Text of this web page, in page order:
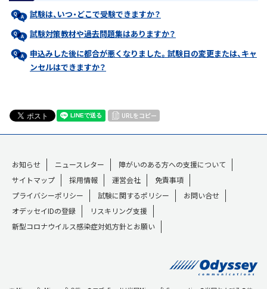
試験は、いつ・どこで受験できますか？
試験対策教材や過去問題集はありますか？
申込みした後に都合が悪くなりました。試験日の変更または、キャ
ンセルはできますか？
URLをコピー
お知らせ ニュースレター
障がいのある方への支援について
サイトマップ
採用情報 運営会社
免責事項
プライバシーポリシー
試験に関するポリシー
お問い合せ
オデッセイIDの登録
リスキリング支援
新型コロナウイルス感染症対処方針とお願い